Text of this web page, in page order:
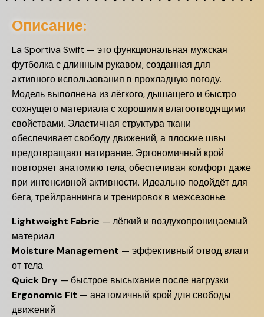
Описание:
La Sportiva Swift — это функциональная мужская
футболка с длинным рукавом, созданная для
активного использования в прохладную погоду.
Модель выполнена из лёгкого, дышащего и быстро
сохнущего материала с хорошими влагоотводящими
свойствами. Эластичная структура ткани
обеспечивает свободу движений, а плоские швы
предотвращают натирание. Эргономичный крой
повторяет анатомию тела, обеспечивая комфорт даже
при интенсивной активности. Идеально подойдёт для
бега, трейлраннинга и тренировок в межсезонье.
Lightweight Fabric — лёгкий и воздухопроницаемый
материал
Moisture Management — эффективный отвод влаги
от тела
Quick Dry — быстрое высыхание после нагрузки
Ergonomic Fit — анатомичный крой для свободы
движений